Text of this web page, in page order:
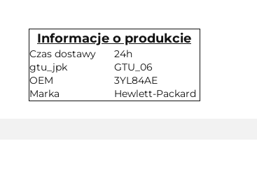
Informacje o produkcie
Czas dostawy
24h
gtu_jpk
GTU_06
OEM
3YL84AE
Marka
Hewlett-Packard